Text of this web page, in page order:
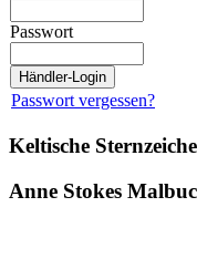
Passwort
Passwort vergessen?
Keltische
Anne Stokes